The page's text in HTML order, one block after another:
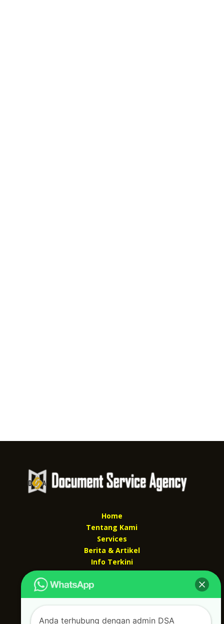
Home
Tentang Kami
Services
Berita & Artikel
Info Terkini
Kontak Kami
Kontak kami
Alamat kantor :
Anda terhubung dengan admin DSA